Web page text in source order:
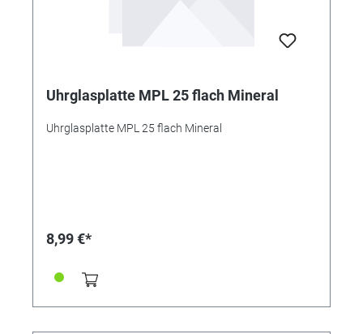
Uhrglasplatte MPL 25 flach Mineral
Uhrglasplatte MPL 25 flach Mineral
8,99 €*